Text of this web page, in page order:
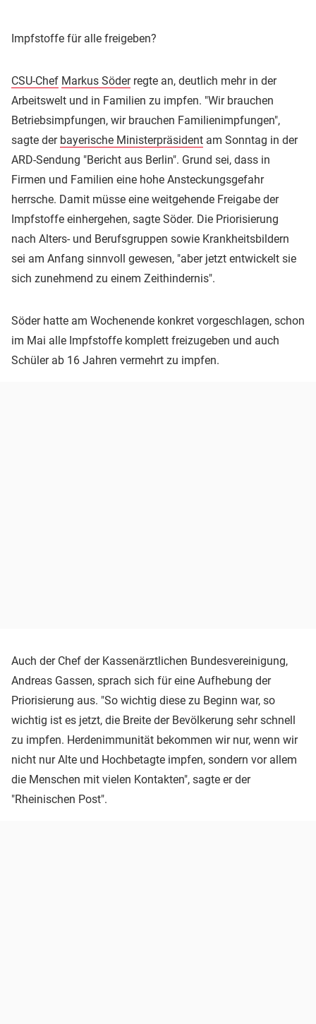
Impfstoffe für alle freigeben?
CSU-Chef Markus Söderregte an, deutlich mehr in der
Arbeitswelt und in Familien zu impfen. "Wir brauchen
Betriebsimpfungen, wir brauchen Familienimpfungen",
sagte der bayerische Ministerpräsident am Sonntag in der
ARD-Sendung "Bericht aus Berlin". Grund sei, dass in
Firmen und Familien eine hohe Ansteckungsgefahr
herrsche. Damit müsse eine weitgehende Freigabe der
Impfstoffe einhergehen, sagte Söder. Die Priorisierung
nach Alters- und Berufsgruppen sowie Krankheitsbildern
sei am Anfang sinnvoll gewesen, "aber jetzt entwickelt sie
sich zunehmend zu einem Zeithindernis".
Söder hatte am Wochenende konkret vorgeschlagen, schon
im Mai alle Impfstoffe komplett freizugeben und auch
Schüler ab 16 Jahren vermehrt zu impfen.
Auch der Chef der Kassenärztlichen Bundesvereinigung,
Andreas Gassen, sprach sich für eine Aufhebung der
Priorisierung aus. "So wichtig diese zu Beginn war, so
wichtig ist es jetzt, die Breite der Bevölkerung sehr schnell
zu impfen. Herdenimmunität bekommen wir nur, wenn wir
nicht nur Alte und Hochbetagte impfen, sondern vor allem
die Menschen mit vielen Kontakten", sagte er der
"Rheinischen Post".